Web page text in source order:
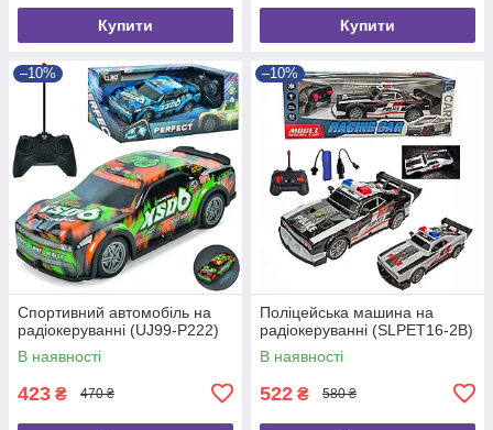
Купити Купити
–10%
Спортивний автомобіль на
радіокеруванні (UJ99-P222)
В наявності
423 ₴ 470 ₴
–10%
Поліцейська машина на
радіокеруванні (SLPET16-2B)
В наявності
522 ₴ 580 ₴